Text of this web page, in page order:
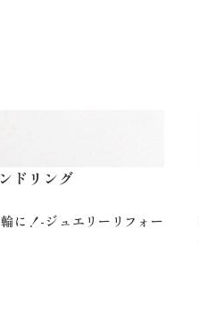
ドリング
に！-ジュエリーリフォー